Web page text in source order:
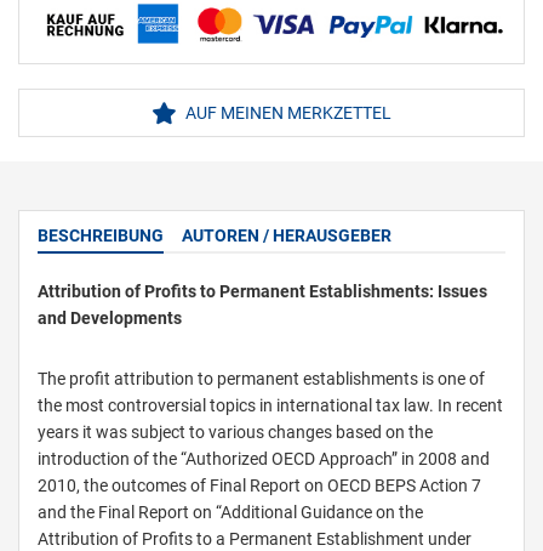
AUF MEINEN MERKZETTEL
BESCHREIBUNG AUTOREN / HERAUSGEBER
Attribution of Profits to Permanent Establishments: Issues
and Developments
The profit attribution to permanent establishments is one of
the most controversial topics in international tax law. In recent
years it was subject to various changes based on the
introduction of the “Authorized OECD Approach” in 2008 and
2010, the outcomes of Final Report on OECD BEPS Action 7
and the Final Report on “Additional Guidance on the
Attribution of Profits to a Permanent Establishment under